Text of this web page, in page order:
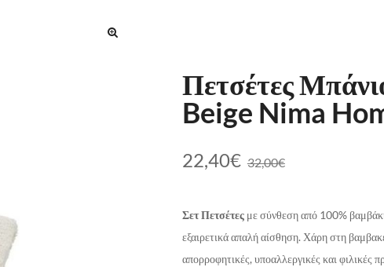
Πετσέτες
Beige Nima
32,00€
22,40€
Σετ Πετσέτες με σύνθεση από 100%
εξαιρετικά απαλή αίσθηση. Χάρη στη
απορροφητικές, υποαλλεργικές και